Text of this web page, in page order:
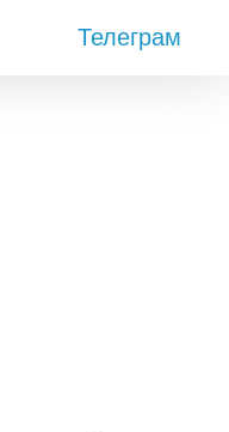
Телеграм